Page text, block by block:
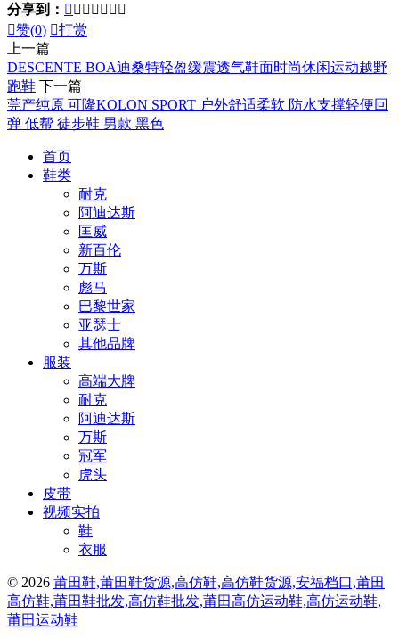
分享到：       
赞(0) 打赏
上一篇
DESCENTE BOA迪桑特轻盈缓震透气鞋面时尚休闲运动越野
跑鞋 下一篇
莞产纯原 可隆KOLON SPORT 户外舒适柔软 防水支撑轻便回
弹 低帮 徒步鞋 男款 黑色
首页
鞋类
耐克
阿迪达斯
匡威
新百伦
万斯
彪马
巴黎世家
亚瑟士
其他品牌
服装
高端大牌
耐克
阿迪达斯
万斯
冠军
虎头
皮带
视频实拍
鞋
衣服
© 2026 莆田鞋,莆田鞋货源,高仿鞋,高仿鞋货源,安福档口,莆田
高仿鞋,莆田鞋批发,高仿鞋批发,莆田高仿运动鞋,高仿运动鞋,
莆田运动鞋